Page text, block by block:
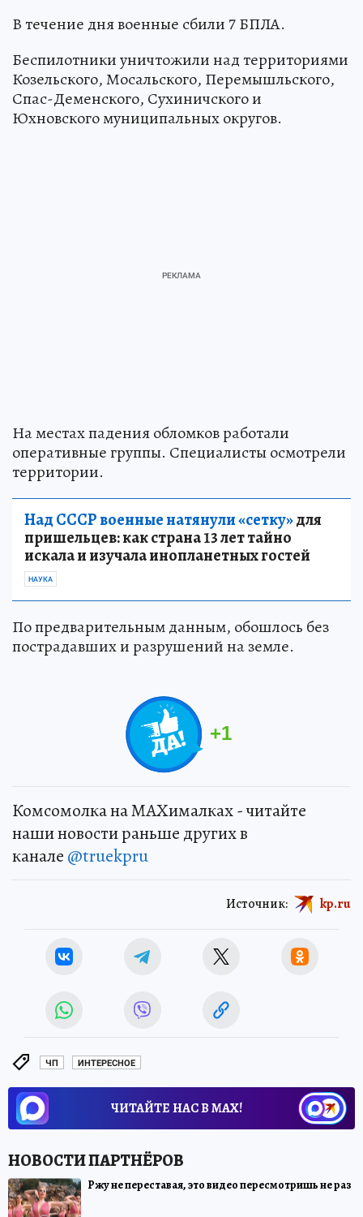
В течение дня военные сбили 7 БПЛА.
Беспилотники уничтожили над территориями
Козельского, Мосальского, Перемышльского,
Спас-Деменского, Сухиничского и
Юхновского муниципальных округов.
На местах падения обломков работали
оперативные группы. Специалисты осмотрели
территории.
Над СССР военные натянули «сетку»для
пришельцев: как страна 13 лет тайно
искала и изучала инопланетных гостей
НАУКА
По предварительным данным, обошлось без
пострадавших и разрушений на земле.
+1
Комсомолка на MAXималках - читайте
наши новости раньше других в
канале @truekpru
Источник: kp.ru
ЧП ИНТЕРЕСНОЕ
ЧИТАЙТЕ НАС В МАХ!
Ржу не переставая, это видео пересмотришь не раз